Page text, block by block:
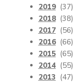
2019 (37)
2018 (38)
2017 (56)
2016 (66)
2015 (65)
2014 (55)
2013 (47)